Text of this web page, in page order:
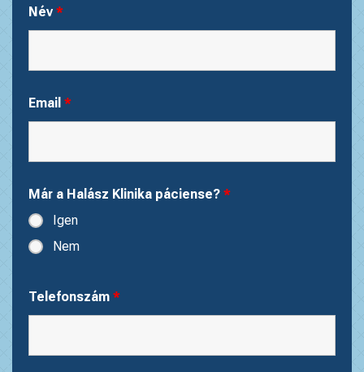
Név *
Email *
Már a Halász Klinika páciense? *
Igen
Nem
Telefonszám *